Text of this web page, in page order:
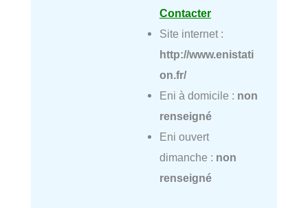
Contacter
Site internet :
http://www.enistati
on.fr/
Eni à domicile : non
renseigné
Eni ouvert
dimanche : non
renseigné